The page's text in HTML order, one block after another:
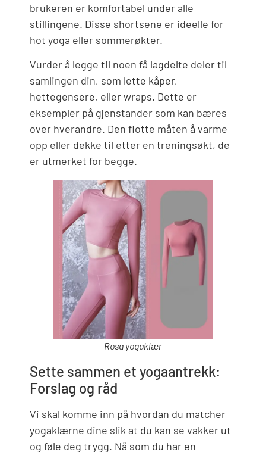
brukeren er komfortabel under alle
stillingene. Disse shortsene er ideelle for
hot yoga eller sommerøkter.
Vurder å legge til noen få lagdelte deler til
samlingen din, som lette kåper,
hettegensere, eller wraps. Dette er
eksempler på gjenstander som kan bæres
over hverandre. Den flotte måten å varme
opp eller dekke til etter en treningsøkt, de
er utmerket for begge.
Rosa yogaklær
Sette sammen et yogaantrekk:
Forslag og råd
Vi skal komme inn på hvordan du matcher
yogaklærne dine slik at du kan se vakker ut
og føle deg trygg. Nå som du har en